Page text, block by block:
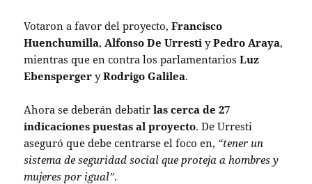
Votaron a favor del proyecto,Francisco
Huenchumilla,Alfonso De Urresti yPedro Araya,
mientras que en contra los parlamentariosLuz
Ebensperger yRodrigo Galilea.
Ahora se deberán debatirlas cerca de 27
indicaciones puestas al proyecto. De Urresti
aseguró que debe centrarse el foco en, “tener un
sistema de seguridad social que proteja a hombres y
mujeres por igual”.